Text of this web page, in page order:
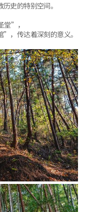
史的特别空间。
堂”，
，传达着深刻的意义。